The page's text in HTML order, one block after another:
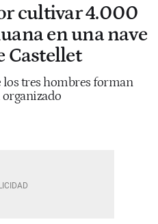
cultivar 4.000
en una nave
Castellet
tres hombres forman